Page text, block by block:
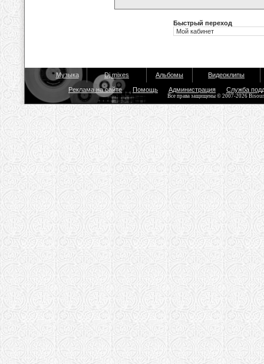
Быстрый переход
Музыка Dj mixes Альбомы Видеоклипы
Реклама на сайте Помощь Администрация Служба
Все права защищены © 2007-2026